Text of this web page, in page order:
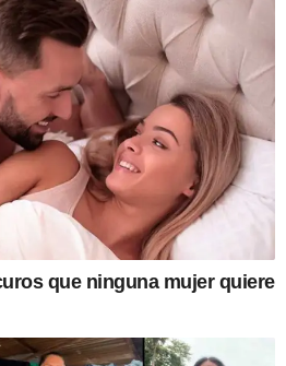
que ninguna mujer quiere